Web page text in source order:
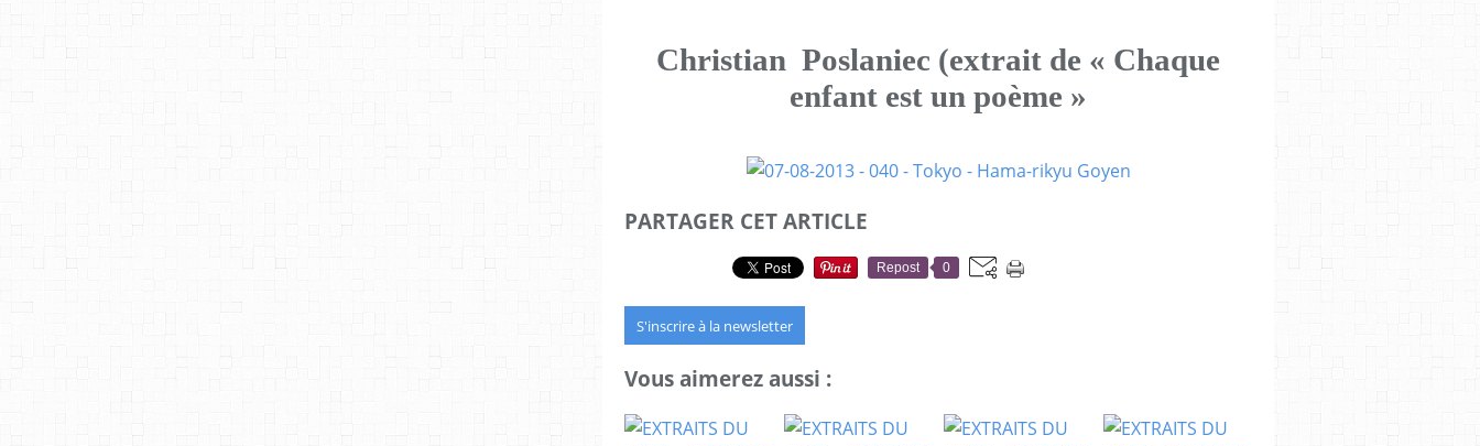
Christian Poslaniec (extrait de « Chaque
enfant est un poème »
PARTAGER CET ARTICLE
Repost 0
S'inscrire à la newsletter
Vous aimerez aussi :